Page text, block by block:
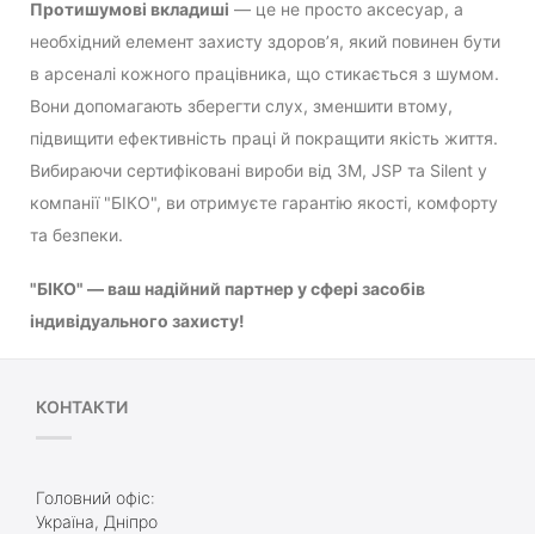
Протишумові вкладиші — це не просто аксесуар, а
необхідний елемент захисту здоров’я, який повинен бути
в арсеналі кожного працівника, що стикається з шумом.
Вони допомагають зберегти слух, зменшити втому,
підвищити ефективність праці й покращити якість життя.
Вибираючи сертифіковані вироби від 3M, JSP та Silent у
компанії "БІКО", ви отримуєте гарантію якості, комфорту
та безпеки.
"БІКО" — ваш надійний партнер у сфері засобів
індивідуального захисту!
КОНТАКТИ
Головний офіс:
Україна, Дніпро